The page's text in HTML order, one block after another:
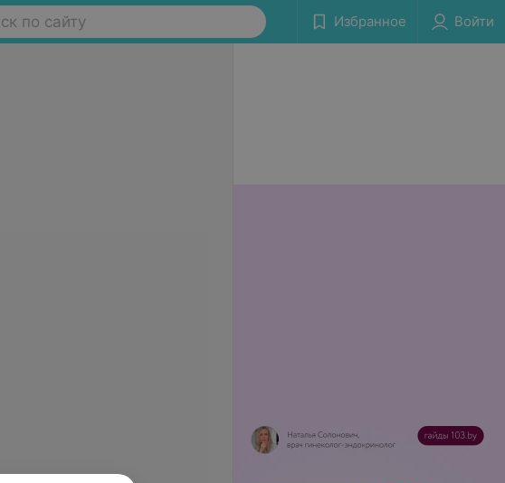
по сайту Избранное Войти